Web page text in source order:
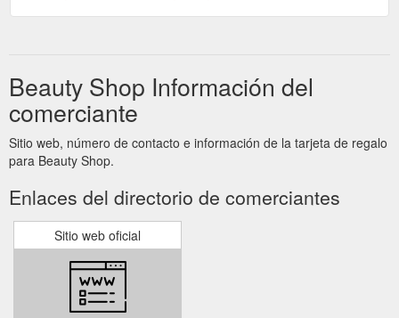
Beauty Shop Información del
comerciante
Sitio web, número de contacto e información de la tarjeta de regalo
para Beauty Shop.
Enlaces del directorio de comerciantes
Sitio web oficial